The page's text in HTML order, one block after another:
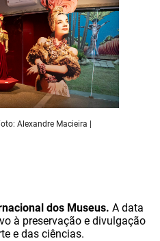
Alexandre Macieira |
dos Museus. A data
à preservação e divulgação
e das ciências.